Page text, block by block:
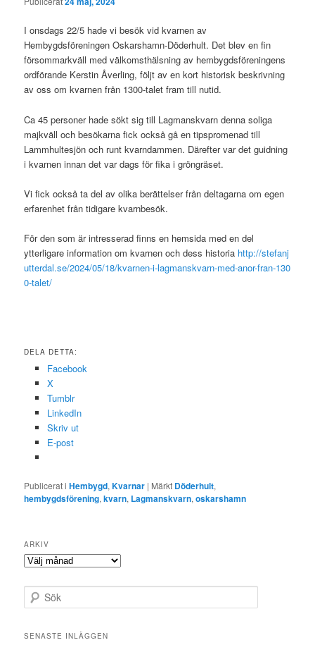
I onsdags 22/5 hade vi besök vid kvarnen av
Hembygdsföreningen Oskarshamn-Döderhult. Det blev en fin
försommarkväll med välkomsthälsning av hembygdsföreningens
ordförande Kerstin Åverling, följt av en kort historisk beskrivning
av oss om kvarnen från 1300-talet fram till nutid.
Ca 45 personer hade sökt sig till Lagmanskvarn denna soliga
majkväll och besökarna fick också gå en tipspromenad till
Lammhultesjön och runt kvarndammen. Därefter var det guidning
i kvarnen innan det var dags för fika i gröngräset.
Vi fick också ta del av olika berättelser från deltagarna om egen
erfarenhet från tidigare kvarnbesök.
För den som är intresserad finns en hemsida med en del
ytterligare information om kvarnen och dess historia http://stefanj
utterdal.se/2024/05/18/kvarnen-i-lagmanskvarn-med-anor-fran-130
0-talet/
DELA DETTA:
Facebook
X
Tumblr
LinkedIn
Skriv ut
E-post
Publicerat i Hembygd,Kvarnar | Märkt Döderhult,
hembygdsförening,kvarn, Lagmanskvarn,oskarshamn
ARKIV
Arkiv
ö
SENASTE INLÄGGEN